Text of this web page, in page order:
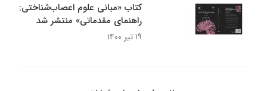
کتاب «مبانی علوم اعصاب‌شناختی:
راهنمای مقدماتی» منتشر شد
۱۹ تیر ۱۴۰۰